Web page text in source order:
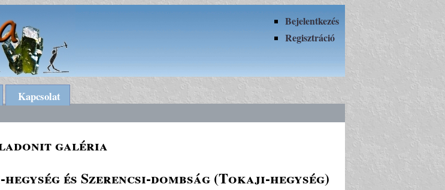
Bejelentkezés
Regisztráció
Kapcsolat
galéria
és Szerencsi-dombság (Tokaji-hegység)